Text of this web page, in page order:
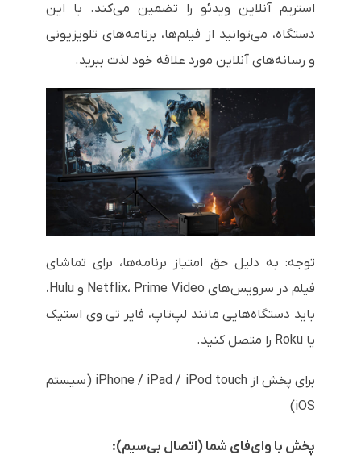
استریم آنلاین ویدئو را تضمین می‌کند. با این
دستگاه، می‌توانید از فیلم‌ها، برنامه‌های تلویزیونی
و رسانه‌های آنلاین مورد علاقه خود لذت ببرید.
توجه: به دلیل حق امتیاز برنامه‌ها، برای تماشای
فیلم در سرویس‌های Netflix، Prime Video و Hulu،
باید دستگاه‌هایی مانند لپ‌تاپ، فایر تی وی استیک
یا Roku را متصل کنید.
برای پخش از iPhone / iPad / iPod touch (سیستم
iOS)
پخش با وای‌فای شما (اتصال بی‌سیم):